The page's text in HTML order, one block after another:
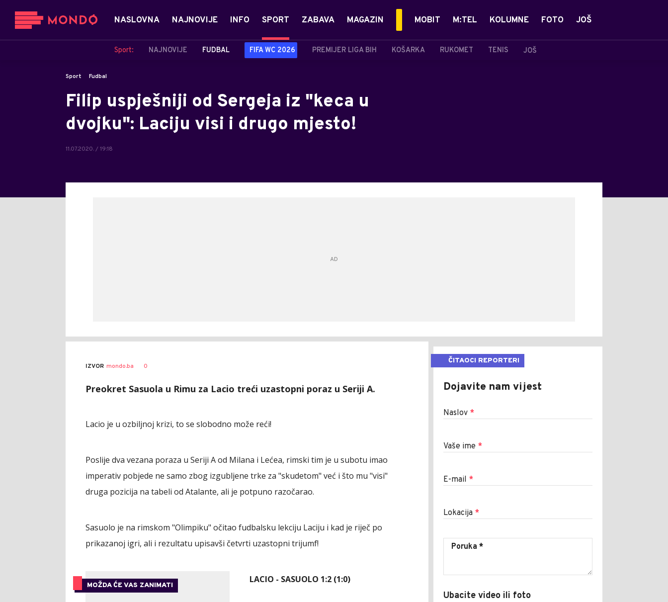
NASLOVNA NAJNOVIJE INFO SPORT
Sport: NAJNOVIJE FUDBAL FIFA WC 2026 PREMIJER LIGA BIH KOŠARKA RUKOMET TENIS JOŠ
ZABAVA MAGAZIN MOBIT M:TEL KOLUMNE FOTO JOŠ
Sport Fudbal
Filip uspješniji od Sergeja iz "keca u
dvojku": Laciju visi i drugo mjesto!
11.07.2020. / 19:18
IZVOR mondo.ba 0
Preokret Sasuola u Rimu za Lacio treći uzastopni poraz u Seriji A.
Lacio je u ozbiljnoj krizi, to se slobodno može reći!
Poslije dva vezana poraza u Seriji A od Milana i Lećea, rimski tim je u subotu imao
imperativ pobjede ne samo zbog izgubljene trke za "skudetom" već i što mu "visi"
druga pozicija na tabeli od Atalante, ali je potpuno razočarao.
Sasuolo je na rimskom "Olimpiku" očitao fudbalsku lekciju Laciju i kad je riječ po
prikazanoj igri, ali i rezultatu upisavši četvrti uzastopni trijumf!
MOŽDA ĆE VAS ZANIMATI
LACIO - SASUOLO 1:2 (1:0)
ČITAOCI REPORTERI
Dojavite nam vijest
Naslov *
Vaše ime *
E-mail *
Lokacija *
Ubacite video ili foto